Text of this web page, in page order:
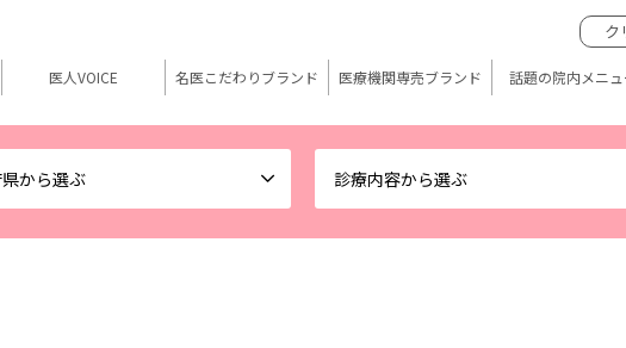
から選ぶ 診療内容から選ぶ
ク
医人VOICE 名医こだわりブランド 医療機関専売ブランド 話題の院内メニュ